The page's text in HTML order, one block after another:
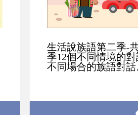
生活說族語第二季-
季12個不同情境的
不同場合的族語對話